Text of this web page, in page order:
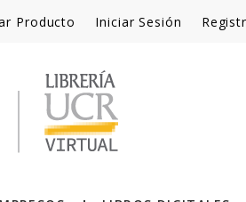
Producto Iniciar Sesión